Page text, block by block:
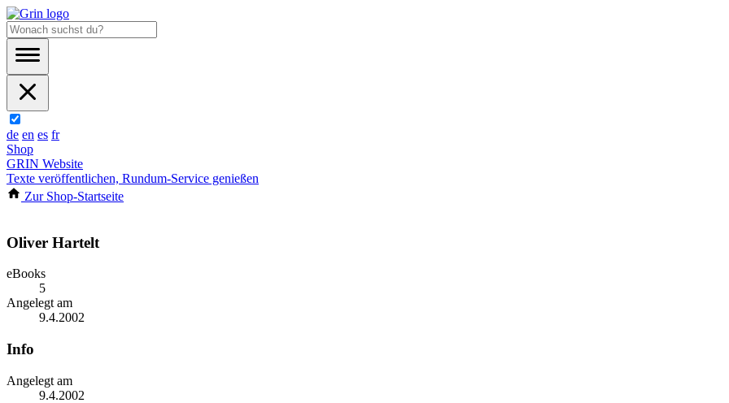
de en es fr
Shop
GRIN Website
Texte veröffentlichen, Rundum-Service genießen
Zur Shop-Startseite
Oliver Hartelt
eBooks
5
Angelegt am
9.4.2002
Info
Angelegt am
9.4.2002